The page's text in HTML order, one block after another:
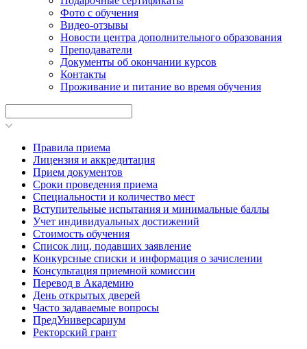
Фото с обучения
Видео-отзывы
Новости центра дополнительного образования
Преподаватели
Документы об окончании курсов
Контакты
Проживание и питание во время обучения
Правила приема
Лицензия и аккредитация
Прием документов
Сроки проведения приема
Специальности и количество мест
Вступительные испытания и минимальные баллы
Учет индивидуальных достижений
Стоимость обучения
Список лиц, подавших заявление
Конкурсные списки и информация о зачислении
Консультация приемной комиссии
Перевод в Академию
День открытых дверей
Часто задаваемые вопросы
ПредУниверсариум
Ректорский грант